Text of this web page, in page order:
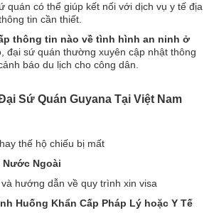
quán có thể giúp kết nối với dịch vụ y tế địa
tin cần thiết.
thông tin nào về tình hình an ninh ở
đại sứ quán thường xuyên cập nhật thông
báo du lịch cho công dân.
Sứ Quán Guyana Tại Việt Nam
thế hộ chiếu bị mất
Ngoài
hướng dẫn về quy trình xin visa
Huống Khẩn Cấp Pháp Lý hoặc Y Tế